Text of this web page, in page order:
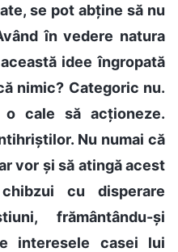
se pot abține să nu
în vedere natura
idee îngropată
nimic? Categoric nu.
cale să acționeze.
Nu numai că
vor și să atingă acest
cu disperare
frământându-și
interesele casei lui